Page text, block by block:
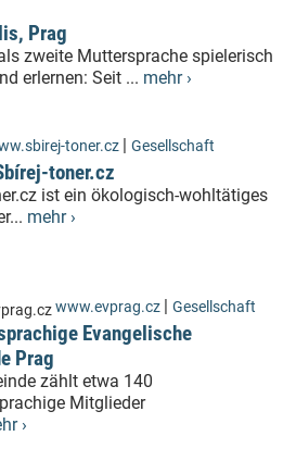
Prag
zweite Muttersprache spielerisch
erlernen: Seit ... mehr ›
toner.cz | Gesellschaft
toner.cz
ist ein ökologisch-wohltätiges
mehr ›
www.evprag.cz | Gesellschaft
Evangelische
Prag
zählt etwa 140
Mitglieder
›